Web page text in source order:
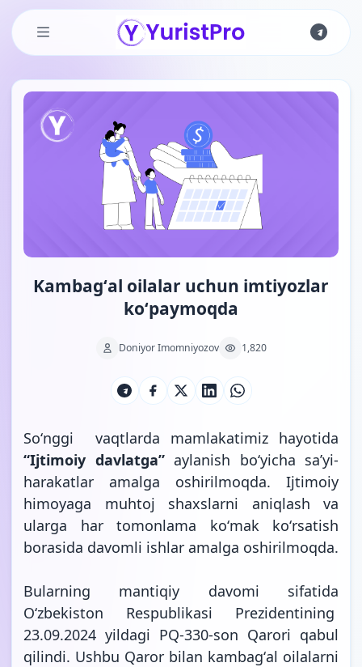
Skip to main content
Kambagʻal oilalar uchun imtiyozlar
koʻpaymoqda
Doniyor Imomniyozov 1,820
Soʻnggi vaqtlarda mamlakatimiz hayotida
“Ijtimoiy davlatga”aylanish boʻyicha saʼyi-
harakatlar amalga oshirilmoqda. Ijtimoiy
himoyaga muhtoj shaxslarni aniqlash va
ularga har tomonlama koʻmak koʻrsatish
borasida davomli ishlar amalga oshirilmoqda.
Bularning mantiqiy davomi sifatida
Oʻzbekiston Respublikasi Prezidentining
23.09.2024 yildagi PQ-330-son Qarori qabul
qilindi. Ushbu Qaror bilan kambagʻal oilalarni